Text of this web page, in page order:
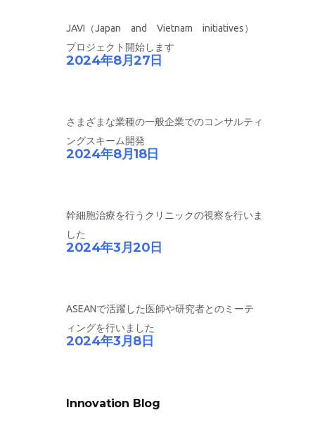
JAVI（Japan and Vietnam initiatives）
プロジェクト開始します
2024年8月27日
さまざまな業種の一般企業でのコンサルティ
ングスキーム開発
2024年8月18日
幹細胞治療を行うクリニックの視察を行いま
した
2024年3月20日
ASEANで活躍した医師や研究者とのミーテ
ィングを行いました
2024年3月8日
Innovation Blog